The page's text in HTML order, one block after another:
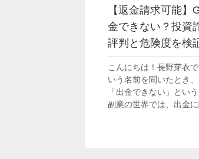
【返金請求可能】
金できない？投資
評判と危険度を検
こんにちは！長野芽衣
いう名前を聞いたとき
「出金できない」とい
副業の世界では、出金に
最も重大な問題につな